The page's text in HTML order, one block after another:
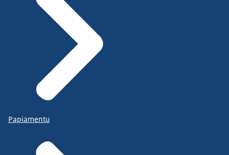
Papiamentu